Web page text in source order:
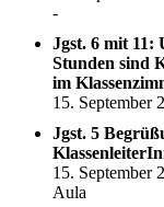
-
Jgst. 6 mit 11:
Stunden sind
im
15. September
Jgst. 5
15. September
Aula